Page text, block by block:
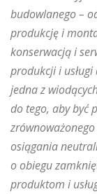
budowlanego –
produkcję i
konserwacją i
produkcji i
jedna z
do tego, aby być
osiągania
o obiegu
produktom i